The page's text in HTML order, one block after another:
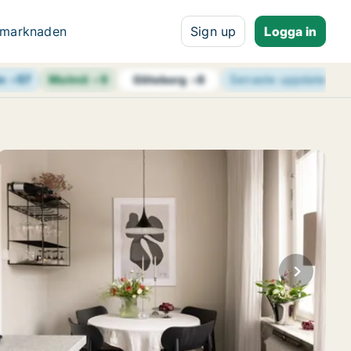
Sign up Logga in
+57 Malmö+9 Göteborg+8 Senaste